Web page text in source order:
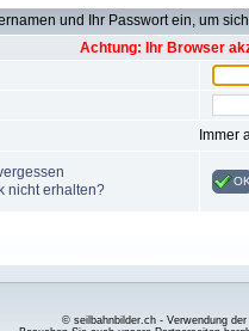
und Ihr Passwort ein, um
Achtung: Ihr Browser
Immer
nicht erhalten?
© seilbahnbilder.ch - Verwendung